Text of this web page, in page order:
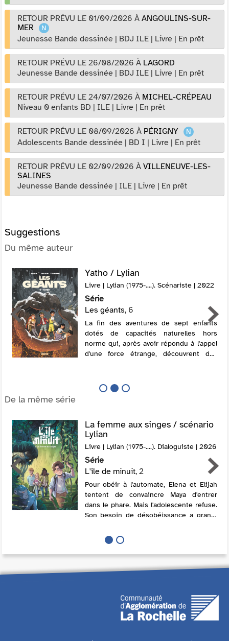
RETOUR PRÉVU LE 01/09/2026 À ANGOULINS-SUR-
MER
Jeunesse Bande dessinée | BDJ ILE | Livre | En prêt
RETOUR PRÉVU LE 26/08/2026 À LAGORD
Jeunesse Bande dessinée | BDJ ILE | Livre | En prêt
RETOUR PRÉVU LE 24/07/2026 À MICHEL-CRÉPEAU
Niveau 0 enfants BD | ILE | Livre | En prêt
RETOUR PRÉVU LE 08/09/2026 À PÉRIGNY
Adolescents Bande dessinée | BD I | Livre | En prêt
RETOUR PRÉVU LE 02/09/2026 À VILLENEUVE-LES-
SALINES
Jeunesse Bande dessinée | ILE | Livre | En prêt
Suggestions
Du même auteur
Yatho / Lylian
Livre | Lylian (1975-....). Scénariste | 2022
Série
Les géants, 6
La fin des aventures de sept enfants
dotés de capacités naturelles hors
norme qui, après avoir répondu à l'appel
d'une force étrange, découvrent des
leurs ...
De la même série
La femme aux singes / scénario
Lylian
Livre | Lylian (1975-....). Dialoguiste | 2026
Série
L'île de minuit, 2
Pour obéir à l'automate, Elena et Elijah
tentent de convaincre Maya d'entrer
dans le phare. Mais l'adolescente refuse.
Son besoin de désobéissance a grandi
contact de cette dernière, les enfant...